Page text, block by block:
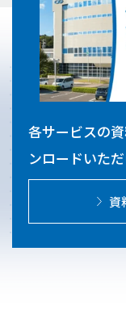
各サービスの
ンロードいただ
資